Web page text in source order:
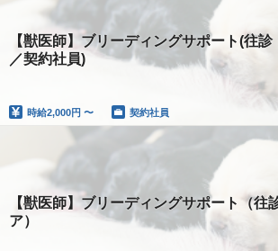
【獣医師】ブリーディングサポート(往
／契約社員)
時給2,000円 〜 契約社員
【獣医師】ブリーディングサポート（往
ア）